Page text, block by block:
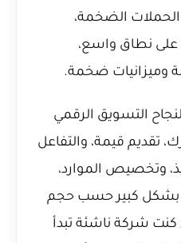
الحملات الضخمة،
على نطاق واسع،
وميزانيات ضخمة.
التسويق الرقمي
تقديم قيمة، والتفاعل
وتخصيص الموارد،
بشكل كبير حسب حجم
شركة ناشئة تبدأ